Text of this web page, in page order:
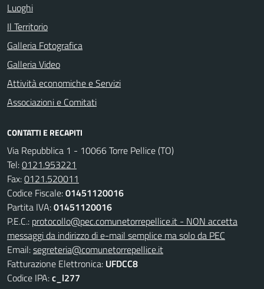
Luoghi
Il Territorio
Galleria Fotografica
Galleria Video
Attività economiche e Servizi
Associazioni e Comitati
CONTATTI E RECAPITI
Via Repubblica 1 - 10066 Torre Pellice (TO)
Tel:0121.953221
Fax:0121.520011
Codice Fiscale:01451120016
Partita IVA:01451120016
P.E.C.: protocollo@pec.comunetorrepellice.it - NON accetta
messaggi da indirizzo di e-mail semplice ma solo da PEC
Email:segreteria@comunetorrepellice.it
Fatturazione Elettronica: UFDCC8
Codice IPA:c_l277